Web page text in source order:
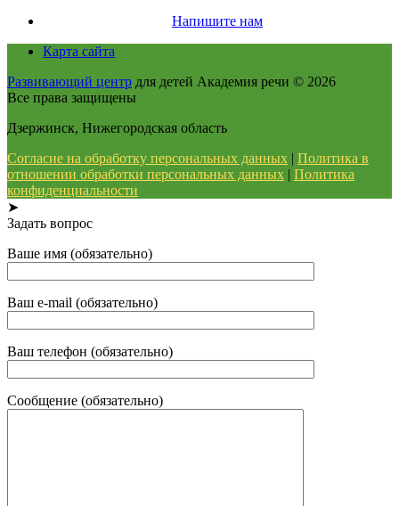
Напишите нам
Карта сайта
Развивающий центр для детей Академия речи © 2026
Все права защищены
Дзержинск, Нижегородская область
Согласие на обработку персональных данных | Политика в
отношении обработки персональных данных | Политика
конфиденциальности
➤
Задать вопрос
Ваше имя (обязательно)
Ваш e-mail (обязательно)
Ваш телефон (обязательно)
Сообщение (обязательно)